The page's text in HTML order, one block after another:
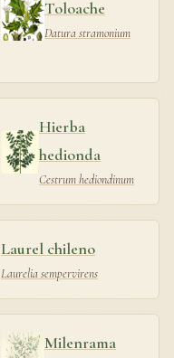
Toloache
Datura stramonium
Hierba
hedionda
Cestrum hediondinum
Laurel chileno
Laurelia sempervirens
Milenrama